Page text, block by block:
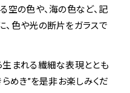
空の色や、海の色など、記
色や光の断片をガラスで
まれる繊細な表現ととも
めき”を是非お楽しみくだ